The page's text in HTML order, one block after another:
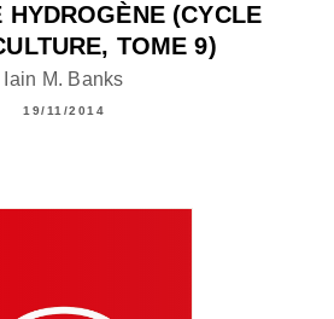
HYDROGÈNE (CYCLE
TOME 9)
Iain M. Banks
19/11/2014